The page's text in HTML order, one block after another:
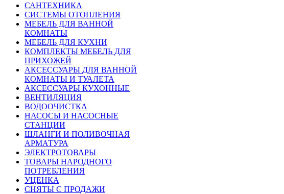
САНТЕХНИКА
СИСТЕМЫ ОТОПЛЕНИЯ
МЕБЕЛЬ ДЛЯ ВАННОЙ
КОМНАТЫ
МЕБЕЛЬ ДЛЯ КУХНИ
КОМПЛЕКТЫ МЕБЕЛЬ ДЛЯ
ПРИХОЖЕЙ
АКСЕССУАРЫ ДЛЯ ВАННОЙ
КОМНАТЫ И ТУАЛЕТА
АКСЕССУАРЫ КУХОННЫЕ
ВЕНТИЛЯЦИЯ
ВОДООЧИСТКА
НАСОСЫ И НАСОСНЫЕ
СТАНЦИИ
ШЛАНГИ И ПОЛИВОЧНАЯ
АРМАТУРА
ЭЛЕКТРОТОВАРЫ
ТОВАРЫ НАРОДНОГО
ПОТРЕБЛЕНИЯ
УЦЕНКА
СНЯТЫ С ПРОДАЖИ